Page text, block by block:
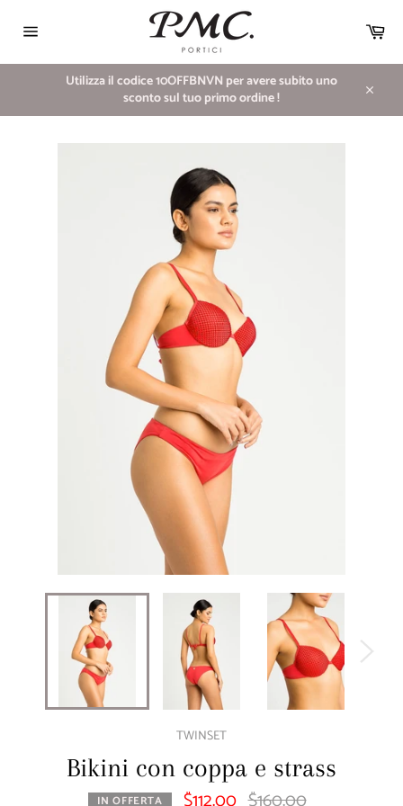
direttamente
contenuti
del
Utilizza il codice 10OFFBNVN per avere subito uno
sconto sul tuo primo ordine !
TWINSET
Bikini con coppa e strass
IN OFFERTA Prezzo